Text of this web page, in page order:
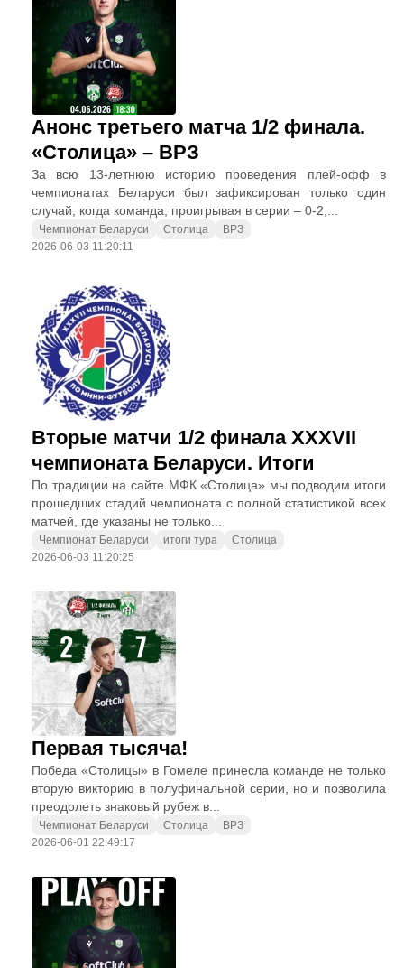
Анонс третьего матча 1/2 финала.
«Столица» – ВРЗ
За всю 13-летнюю историю проведения плей-офф в
чемпионатах Беларуси был зафиксирован только один
случай, когда команда, проигрывая в серии – 0-2,...
Чемпионат Беларуси Столица
ВРЗ
2026-06-03 11:20:11
Вторые матчи 1/2 финала XXXVII
чемпионата Беларуси. Итоги
По традиции на сайте МФК «Столица» мы подводим итоги
прошедших стадий чемпионата с полной статистикой всех
матчей, где указаны не только...
Чемпионат Беларуси итоги тура
Столица
2026-06-03 11:20:25
Первая тысяча!
Победа «Столицы» в Гомеле принесла команде не только
вторую викторию в полуфинальной серии, но и позволила
преодолеть знаковый рубеж в...
Чемпионат Беларуси Столица
ВРЗ
2026-06-01 22:49:17